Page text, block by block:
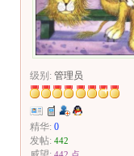
级别: 管理员
精华: 0
发帖: 442